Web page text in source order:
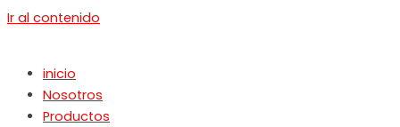
Ir al contenido
inicio
Nosotros
Productos